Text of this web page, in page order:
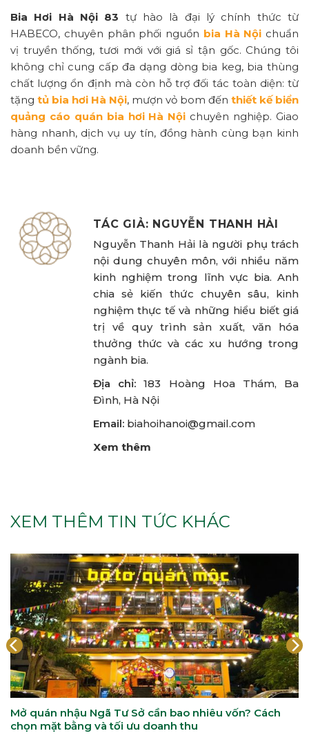
Bia Hơi Hà Nội 83 tự hào là đại lý chính thức từ
HABECO, chuyên phân phối nguồn bia Hà Nội chuẩn
vị truyền thống, tươi mới với giá sỉ tận gốc. Chúng tôi
không chỉ cung cấp đa dạng dòng bia keg, bia thùng
chất lượng ổn định mà còn hỗ trợ đối tác toàn diện: từ
tặng tủ bia hơi Hà Nội, mượn vỏ bom đến thiết kế biển
quảng cáo quán bia hơi Hà Nội chuyên nghiệp. Giao
hàng nhanh, dịch vụ uy tín, đồng hành cùng bạn kinh
doanh bền vững.
TÁC GIẢ: NGUYỄN THANH HẢI
Nguyễn Thanh Hải là người phụ trách
nội dung chuyên môn, với nhiều năm
kinh nghiệm trong lĩnh vực bia. Anh
chia sẻ kiến thức chuyên sâu, kinh
nghiệm thực tế và những hiểu biết giá
trị về quy trình sản xuất, văn hóa
thưởng thức và các xu hướng trong
ngành bia.
Địa chỉ: 183 Hoàng Hoa Thám, Ba
Đình, Hà Nội
Email: biahoihanoi@gmail.com
Xem thêm
XEM THÊM TIN TỨC KHÁC
Mở quán nhậu Ngã Tư Sở cần bao nhiêu vốn? Cách
chọn mặt bằng và tối ưu doanh thu